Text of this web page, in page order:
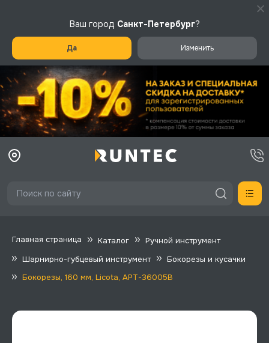
Ваш город Санкт-Петербург?
Да Изменить
Главная страница Каталог
Ручной инструмент
Шарнирно-губцевый инструмент
Бокорезы и кусачки
Бокорезы, 160 мм, Licota, APT-36005B